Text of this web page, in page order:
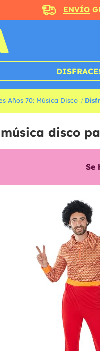
ENVÍO
Años 70: Música Disco
disco
Se